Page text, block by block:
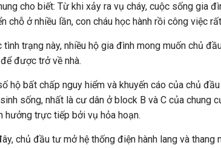
cho biết: Từ khi xảy ra vụ cháy, cuộc sống gia
chỗ ở nhiều lần, con cháu học hành rồi công việc
tình trạng này, nhiều hộ gia đình mong muốn chủ
được trở về nhà.
hộ bất chấp nguy hiểm và khuyến cáo của chủ
sống, nhất là cư dân ở block B và C của chung
hưởng trực tiếp bởi vụ hỏa hoạn.
chủ đầu tư mở hệ thống điện hành lang và thang